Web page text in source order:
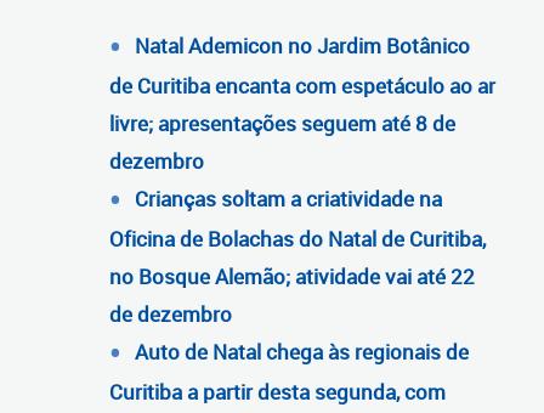
Natal Ademicon no Jardim Botânico
de Curitiba encanta com espetáculo ao ar
livre; apresentações seguem até 8 de
dezembro
Crianças soltam a criatividade na
Oficina de Bolachas do Natal de Curitiba,
no Bosque Alemão; atividade vai até 22
de dezembro
Auto de Natal chega às regionais de
Curitiba a partir desta segunda, com